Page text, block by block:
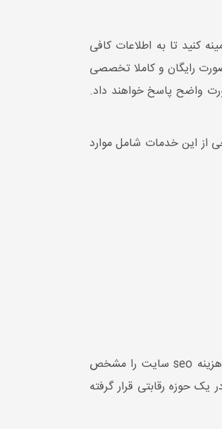
ماهیانه: 2
کنید تا به اطلاعات کافی
رایگان و کاملا تخصصی
واضح پاسخ خواهند داد.
از این خدمات شامل موارد
نکته‌ای که باید به آن توجه داشته باشید این است که سئو با یک قیمت مشخص انجام نمی‌شود. یعنی عوامل مختلف به صورت زنجیر وار هزینه seo سایت را مشخص
حوزه رقابتی قرار گرفته